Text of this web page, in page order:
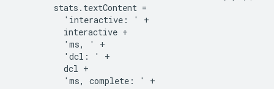
        stats.textContent =
          'interactive: ' +
          interactive +
          'ms, ' +
          'dcl: ' +
          dcl +
          'ms, complete: ' +